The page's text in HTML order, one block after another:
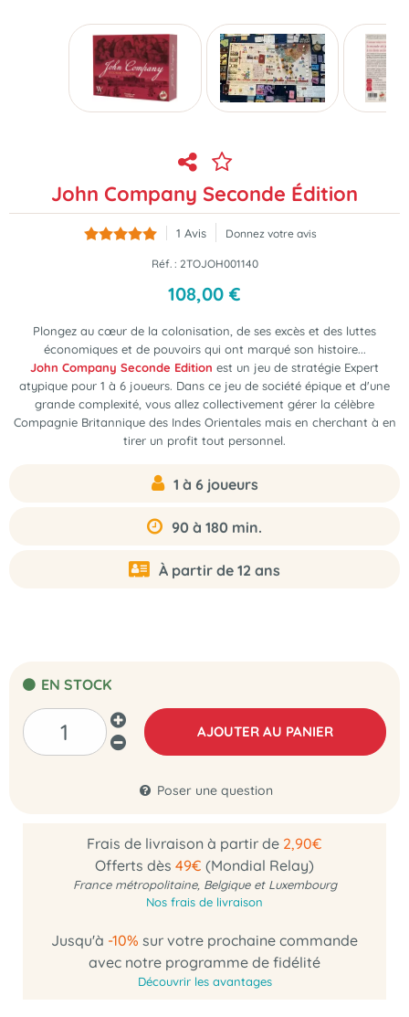
John Company Seconde Édition
1 Avis Donnez votre avis
Réf. : 2TOJOH001140
108,00 €
Plongez au cœur de la colonisation, de ses excès et des luttes
économiques et de pouvoirs qui ont marqué son histoire...
John Company Seconde Edition est un jeu de stratégie Expert
atypique pour 1 à 6 joueurs. Dans ce jeu de société épique et d'une
grande complexité, vous allez collectivement gérer la célèbre
Compagnie Britannique des Indes Orientales mais en cherchant à en
tirer un profit tout personnel.
1 à 6 joueurs
90 à 180 min.
À partir de 12 ans
EN STOCK
AJOUTER AU PANIER
Poser une question
Frais de livraison à partir de 2,90€
Offerts dès 49€ (Mondial Relay)
France métropolitaine, Belgique et Luxembourg
Nos frais de livraison
Jusqu'à -10% sur votre prochaine commande
avec notre programme de fidélité
Découvrir les avantages